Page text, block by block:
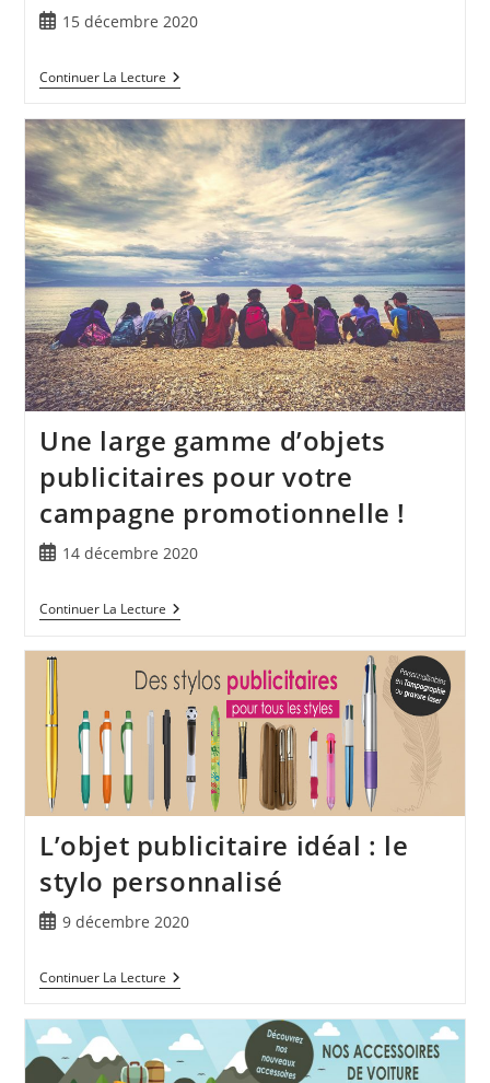
15 décembre 2020
Continuer La Lecture
Une large gamme d’objets
publicitaires pour votre
campagne promotionnelle !
14 décembre 2020
Continuer La Lecture
L’objet publicitaire idéal : le
stylo personnalisé
9 décembre 2020
Continuer La Lecture